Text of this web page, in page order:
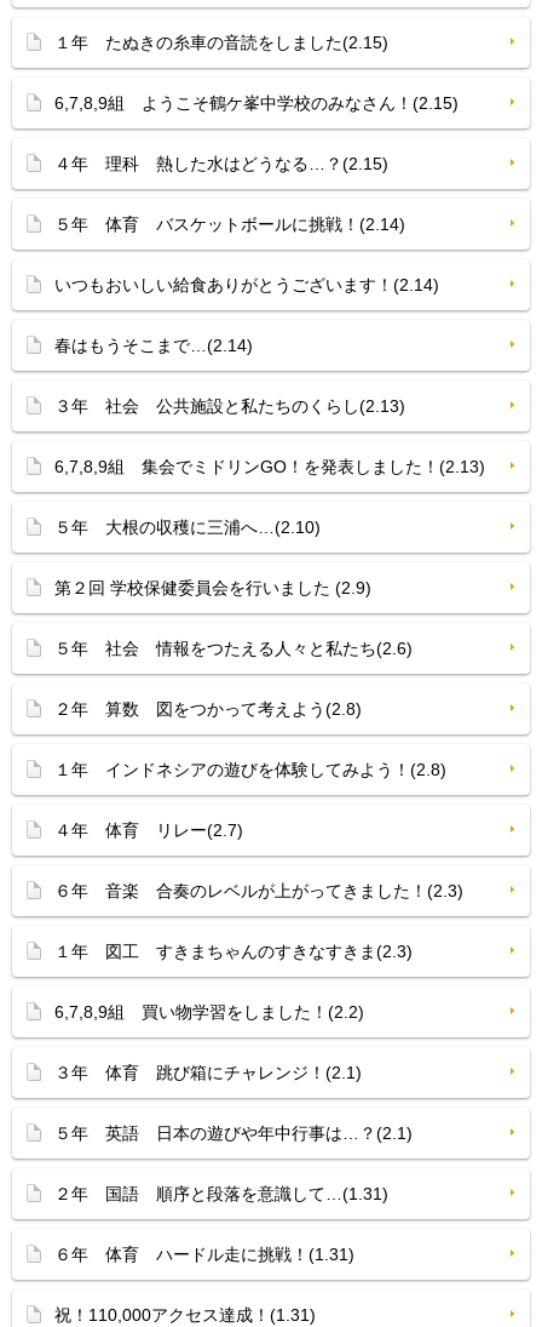
１年 たぬきの糸車の音読をしました(2.15)
6,7,8,9組 ようこそ鶴ケ峯中学校のみなさん！(2.15)
４年 理科 熱した水はどうなる…？(2.15)
５年 体育 バスケットボールに挑戦！(2.14)
いつもおいしい給食ありがとうございます！(2.14)
春はもうそこまで…(2.14)
３年 社会 公共施設と私たちのくらし(2.13)
6,7,8,9組 集会でミドリンGO！を発表しました！(2.13)
５年 大根の収穫に三浦へ…(2.10)
第２回 学校保健委員会を行いました (2.9)
５年 社会 情報をつたえる人々と私たち(2.6)
２年 算数 図をつかって考えよう(2.8)
１年 インドネシアの遊びを体験してみよう！(2.8)
４年 体育 リレー(2.7)
６年 音楽 合奏のレベルが上がってきました！(2.3)
１年 図工 すきまちゃんのすきなすきま(2.3)
6,7,8,9組 買い物学習をしました！(2.2)
３年 体育 跳び箱にチャレンジ！(2.1)
５年 英語 日本の遊びや年中行事は…？(2.1)
２年 国語 順序と段落を意識して…(1.31)
６年 体育 ハードル走に挑戦！(1.31)
祝！110,000アクセス達成！(1.31)